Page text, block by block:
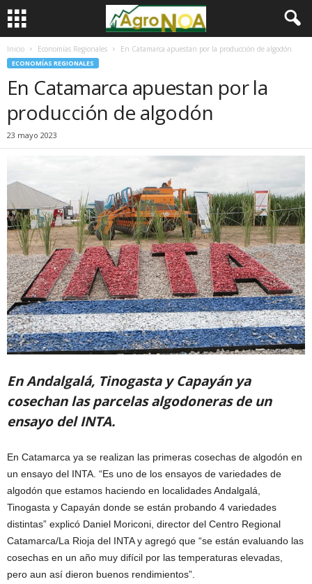
Inicio Economías Regionales En Catamarca apuestan por la producción de algodón
ECONOMÍAS REGIONALES
En Catamarca apuestan por la
producción de algodón
23 mayo 2023
En Andalgalá, Tinogasta y Capayán ya
cosechan las parcelas algodoneras de un
ensayo del INTA.
En Catamarca ya se realizan las primeras cosechas de algodón en
un ensayo del INTA. “Es uno de los ensayos de variedades de
algodón que estamos haciendo en localidades Andalgalá,
Tinogasta y Capayán donde se están probando 4 variedades
distintas” explicó Daniel Moriconi, director del Centro Regional
Catamarca/La Rioja del INTA y agregó que “se están evaluando las
cosechas en un año muy difícil por las temperaturas elevadas,
pero aun así dieron buenos rendimientos”.